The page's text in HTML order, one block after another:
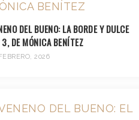
DEL BUENO: LA BORDE Y DULCE
DE MÓNICA BENÍTEZ
2026